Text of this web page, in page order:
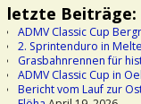
letzte Beiträge:
ADMV Classic Cup
2. Sprintenduro in
Grasbahnrennen für
ADMV Classic Cup in
Bericht vom Lauf zur